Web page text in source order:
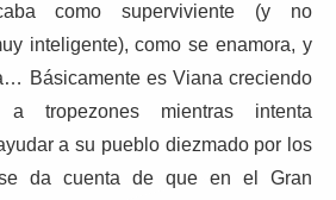
como superviviente (y no
inteligente), como se enamora, y
Básicamente es Viana creciendo
tropezones mientras intenta
a su pueblo diezmado por los
se da cuenta de que en el Gran